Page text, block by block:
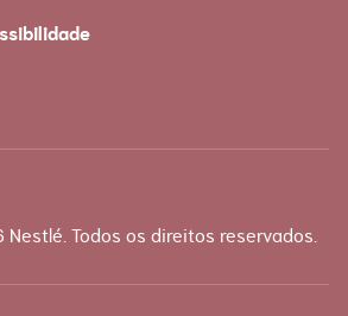
Todos os direitos reservados.